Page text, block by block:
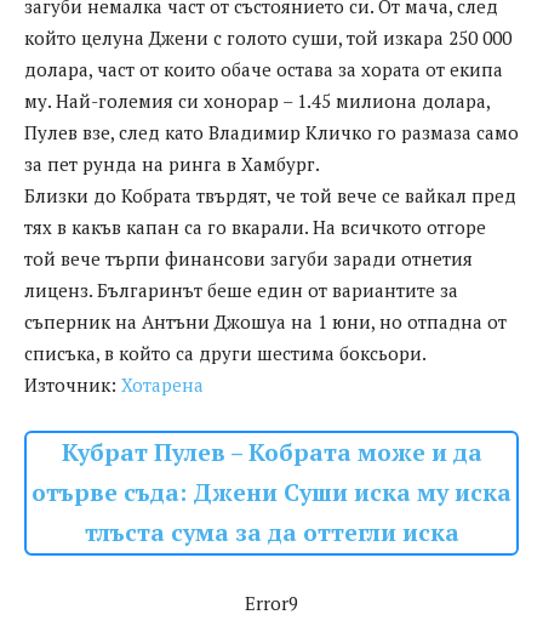
загуби немалка част от състоянието си. От мача, след
който целуна Джени с голото суши, той изкара 250 000
долара, част от които обаче остава за хората от екипа
му. Най-големия си хонорар – 1.45 милиона долара,
Пулев взе, след като Владимир Кличко го размаза само
за пет рунда на ринга в Хамбург.
Близки до Кобрата твърдят, че той вече се вайкал пред
тях в какъв капан са го вкарали. На всичкото отгоре
той вече търпи финансови загуби заради отнетия
лиценз. Българинът беше един от вариантите за
съперник на Антъни Джошуа на 1 юни, но отпадна от
списъка, в който са други шестима боксьори.
Източник: Хотарена
Кубрат Пулев – Кобрата може и да
отърве съда: Джени Суши иска му иска
тлъста сума за да оттегли иска
Error9